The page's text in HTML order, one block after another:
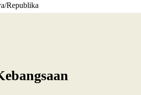
Republika